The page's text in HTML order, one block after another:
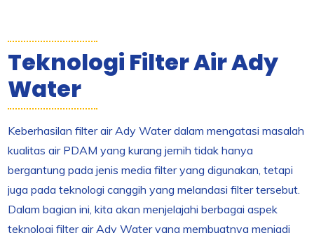
Teknologi Filter Air Ady
Water
Keberhasilan filter air Ady Water dalam mengatasi masalah
kualitas air PDAM yang kurang jernih tidak hanya
bergantung pada jenis media filter yang digunakan, tetapi
juga pada teknologi canggih yang melandasi filter tersebut.
Dalam bagian ini, kita akan menjelajahi berbagai aspek
teknologi filter air Ady Water yang membuatnya menjadi